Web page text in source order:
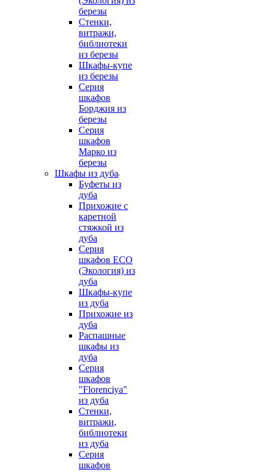
березы
Стенки,
витражи,
библиотеки
из березы
Шкафы-купе
из березы
Серия
шкафов
Борджия из
березы
Серия
шкафов
Марко из
березы
Шкафы из дуба
Буфеты из
дуба
Прихожие с
каретной
стяжкой из
дуба
Серия
шкафов ECO
(Экология) из
дуба
Шкафы-купе
из дуба
Прихожие из
дуба
Распашные
шкафы из
дуба
Серия
шкафов
"Florenciya"
из дуба
Стенки,
витражи,
библиотеки
из дуба
Серия
шкафов